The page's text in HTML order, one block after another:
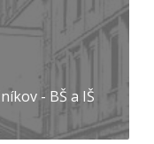
- BŠ a IŠ